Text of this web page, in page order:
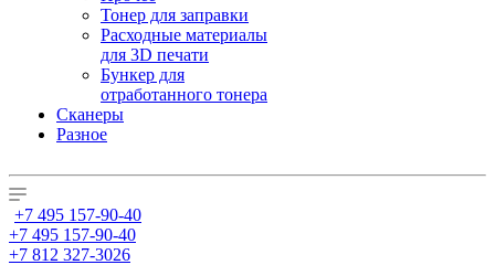
Тонер для заправки
Расходные материалы
для 3D печати
Бункер для
отработанного тонера
Сканеры
Разное
+7 495 157-90-40
+7 495 157-90-40
+7 812 327-3026